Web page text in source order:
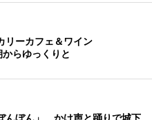
リーカフェ＆ワイン
らゆっくりと
んぼん」 かけ声と踊りで城下